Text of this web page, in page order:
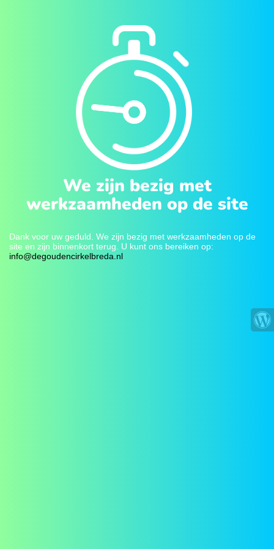
We zijn bezig met
werkzaamheden op de site
Dank voor uw geduld. We zijn bezig met werkzaamheden op de
site en zijn binnenkort terug. U kunt ons bereiken op:
info@degoudencirkelbreda.nl